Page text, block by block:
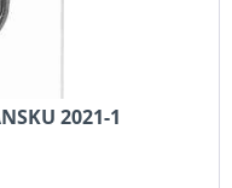
2021-1